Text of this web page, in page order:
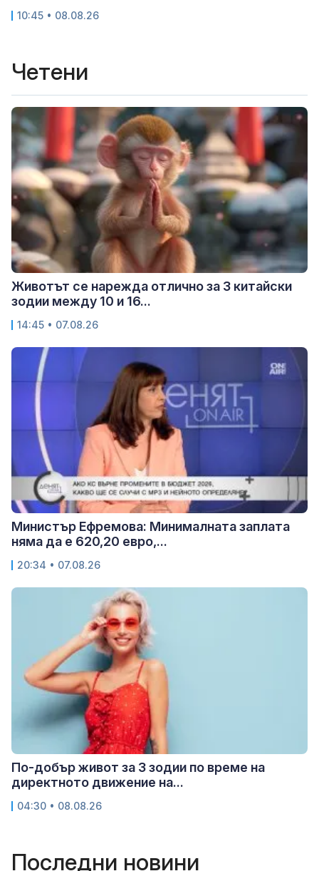
10:45 • 08.08.26
Четени
Животът се нарежда отлично за 3 китайски
зодии между 10 и 16...
14:45 • 07.08.26
Министър Ефремова: Минималната заплата
няма да е 620,20 евро,...
20:34 • 07.08.26
По-добър живот за 3 зодии по време на
директното движение на...
04:30 • 08.08.26
Последни новини